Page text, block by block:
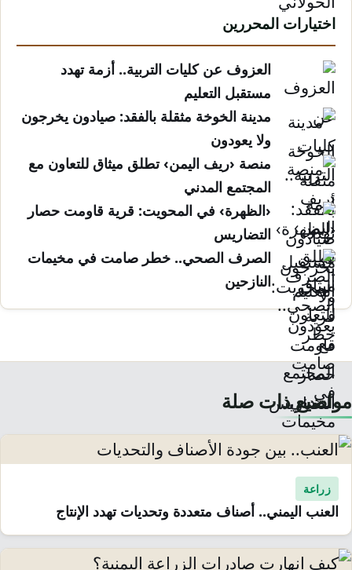
اختيارات المحررين
العزوف عن كليات التربية.. أزمة تهدد
مستقبل التعليم
مدينة الخوخة مثقلة بالفقد: صيادون يخرجون
ولا يعودون
منصة ‹ريف اليمن› تطلق ميثاق للتعاون مع
المجتمع المدني
‹الظهرة› في المحويت: قرية قاومت حصار
التضاريس
الصرف الصحي.. خطر صامت في مخيمات
النازحين
مواضيع ذات صلة
زراعة
العنب اليمني.. أصناف متعددة وتحديات تهدد الإنتاج